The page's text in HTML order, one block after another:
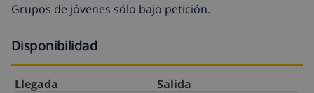
Grupos de jóvenes sólo bajo petición.
Disponibilidad
Llegada Salida